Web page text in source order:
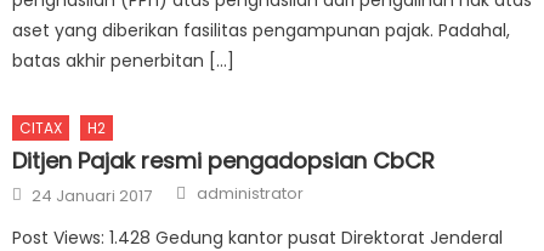
aset yang diberikan fasilitas pengampunan pajak. Padahal,
batas akhir penerbitan […]
CITAX H2
Ditjen Pajak resmi pengadopsian CbCR
Posted on
24 Januari 2017 Author
administrator
Post Views: 1.428 Gedung kantor pusat Direktorat Jenderal